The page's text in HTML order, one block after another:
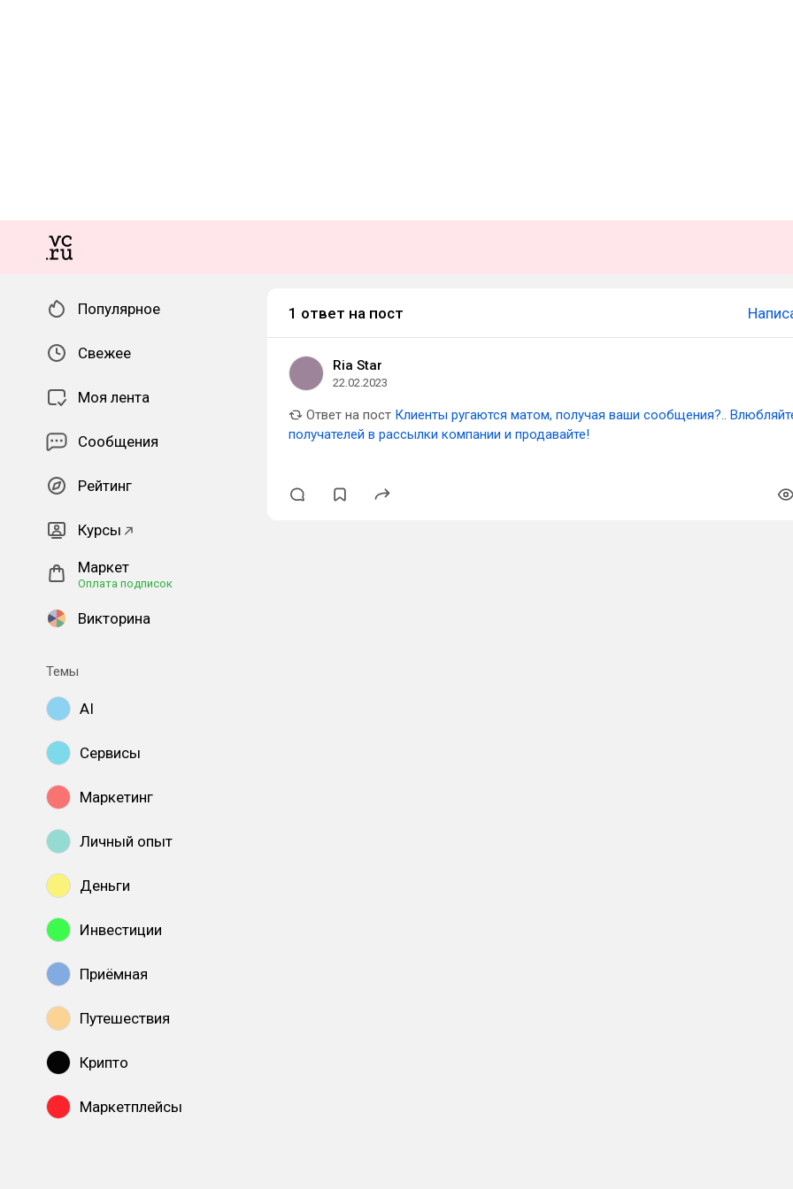
Популярное
Свежее
Моя лента
Сообщения
Рейтинг
Курсы
Маркет
Оплата подписок
Викторина
Темы
AI
Сервисы
Маркетинг
Личный опыт
Деньги
Инвестиции
Приёмная
Путешествия
Крипто
Маркетплейсы
1 ответ на пост
Ria Star
22.02.2023
Ответ на пост Клиенты ругаются матом, получая ваши сообщения?..
получателей в рассылки компании и продавайте!